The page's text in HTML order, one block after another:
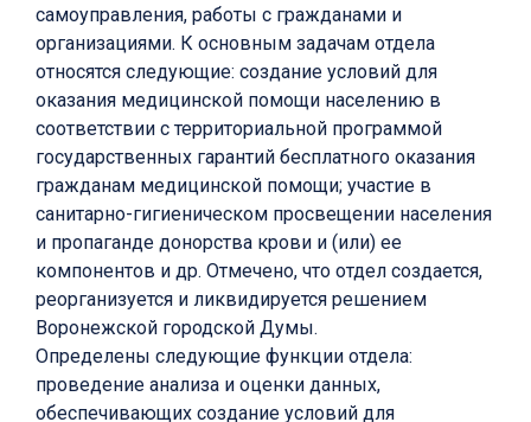
самоуправления, работы с гражданами и
организациями. К основным задачам отдела
относятся следующие: создание условий для
оказания медицинской помощи населению в
соответствии с территориальной программой
государственных гарантий бесплатного оказания
гражданам медицинской помощи; участие в
санитарно-гигиеническом просвещении населения
и пропаганде донорства крови и (или) ее
компонентов и др. Отмечено, что отдел создается,
реорганизуется и ликвидируется решением
Воронежской городской Думы.
Определены следующие функции отдела:
проведение анализа и оценки данных,
обеспечивающих создание условий для